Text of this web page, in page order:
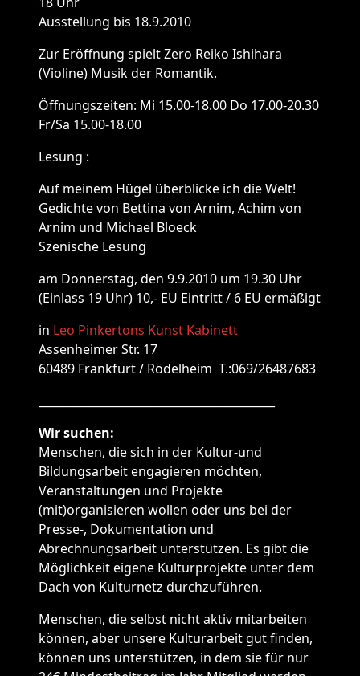
Ausstellung bis 18.9.2010
Zur Eröffnung spielt Zero Reiko Ishihara
(Violine) Musik der Romantik.
Öffnungszeiten: Mi 15.00-18.00 Do 17.00-20.30
Fr/Sa 15.00-18.00
Lesung :
Auf meinem Hügel überblicke ich die Welt!
Gedichte von Bettina von Arnim, Achim von
Arnim und Michael Bloeck
Szenische Lesung
am Donnerstag, den 9.9.2010 um 19.30 Uhr
(Einlass 19 Uhr) 10,- EU Eintritt / 6 EU ermäßigt
in Leo Pinkertons Kunst Kabinett
Assenheimer Str. 17
60489 Frankfurt / Rödelheim T.:069/26487683
Wir suchen:
Menschen, die sich in der Kultur-und
Bildungsarbeit engagieren möchten,
Veranstaltungen und Projekte
(mit)organisieren wollen oder uns bei der
Presse-, Dokumentation und
Abrechnungsarbeit unterstützen. Es gibt die
Möglichkeit eigene Kulturprojekte unter dem
Dach von Kulturnetz durchzuführen.
Menschen, die selbst nicht aktiv mitarbeiten
können, aber unsere Kulturarbeit gut finden,
können uns unterstützen, in dem sie für nur